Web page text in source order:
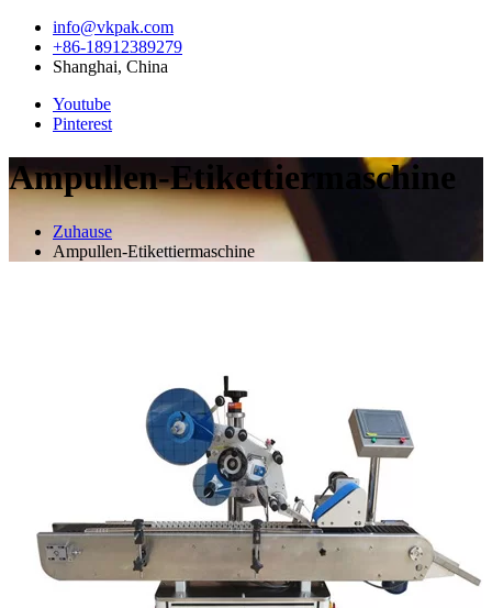
info@vkpak.com
+86-18912389279
Shanghai, China
Youtube
Pinterest
Ampullen-Etikettiermaschine
Zuhause
Ampullen-Etikettiermaschine